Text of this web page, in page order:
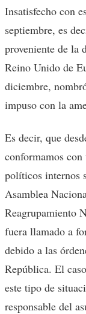
Insatisfecho con
septiembre, es
proveniente de la
Reino Unido de
diciembre,
impuso con la
Es decir, que
conformamos
políticos internos
Asamblea
Reagrupamiento
fuera llamado a
debido a las
República. El
este tipo de
responsable del